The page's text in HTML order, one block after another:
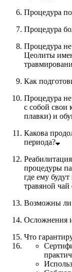
Процедура
Процедура
Процедура
Цеолиты
Как
Процедура не
с собой свои
плавки) и
Какова
периода?
процедуры
где ему
травяной чай
Возможны ли
Осложнения
Что